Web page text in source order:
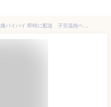
生理痛対策・Susanny 腰 ケア 生理痛バイバイ 即時に配送 子宮温熱ベルト腹巻 腰マッサージャー温熱ベルト ホットベルト 腰痛 生理痛 妊活 子宮を温める 防寒 腰保護 ウエストUSB給電 彼女プレゼント お腹温め